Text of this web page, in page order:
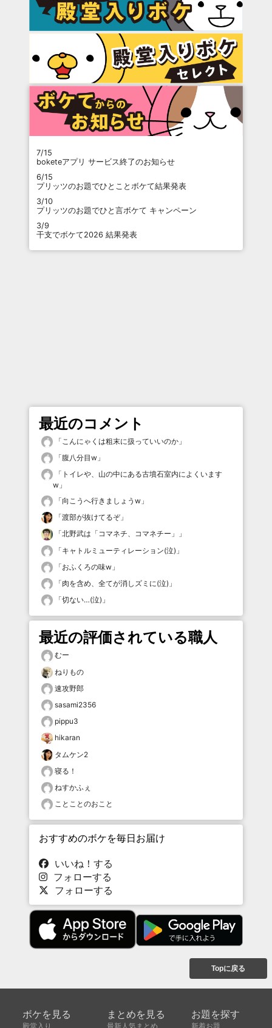
7/15
boketeアプリ サービス終了のお知らせ
6/15
プリッツのお題でひとことボケて結果発表
3/10
プリッツのお題でひと言ボケて キャンペーン
3/9
干支でボケて2026 結果発表
最近のコメント
「 こんにゃくは粗末に扱っていいのか 」
「腹八分目w 」
「 トイレや、山の中にある古墳石室内によくいます
w 」
「向こうへ行きましょうw 」
「渡部が抜けてるぞ」
「北野武は「コマネチ、コマネチー」
」
「キャトルミューティレーション(泣) 」
「おふくろの味w 」
「肉を含め、全てが消しズミに(泣) 」
「切ない…(泣) 」
最近の評価されている職人
むー
ねりもの
速攻野郎
sasami2356
pippu3
hikaran
タムケン2
寝る！
ねすかふぇ
ことことのおこと
おすすめのボケを毎日お届け
いいね！する
フォローする
フォローする
Topに戻る
ボケを見る
殿堂入り
まとめを見る
最新人気まとめ
お題を探す
新着お題